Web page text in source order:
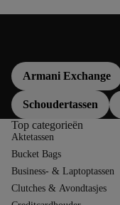
Armani Exchange
Schoudertassen
Top categorieën
Aktetassen
Bucket Bags
Business- & Laptoptassen
Clutches & Avondtasjes